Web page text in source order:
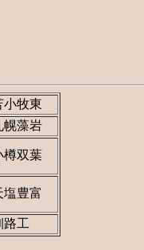
小牧東
幌藻岩
樽双葉
塩豊富
路工